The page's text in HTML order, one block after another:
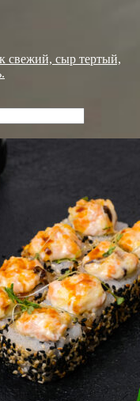
свежий, сыр тертый,